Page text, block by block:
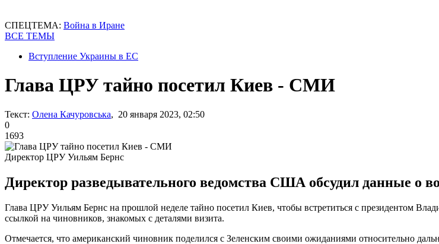
СПЕЦТЕМА: Война в Иране
ВСЕ ТЕМЫ
Вступление Украины в ЕС
Глава ЦРУ тайно посетил Киев - СМИ
Текст: Олена Качуровська, 20 января 2023, 02:50
0
1693
Директор ЦРУ Уильям Бернс
Директор разведывательного ведомства США обсудил данные
Глава ЦРУ Уильям Бернс на прошлой неделе тайно посетил Киев, чтобы встретиться с президентом
ссылкой на чиновников, знакомых с деталями визита.
Отмечается, что американский чиновник поделился с Зеленским своими ожиданиями относительно